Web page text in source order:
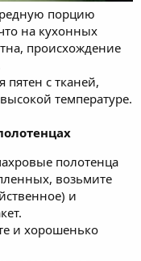
порцию
на кухонных
происхождение
с тканей,
температуре.
полотенца
возьмите
и
и хорошенько